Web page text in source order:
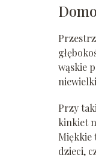
wąskie
Przy
kinkiet
Miękkie
dzieci,